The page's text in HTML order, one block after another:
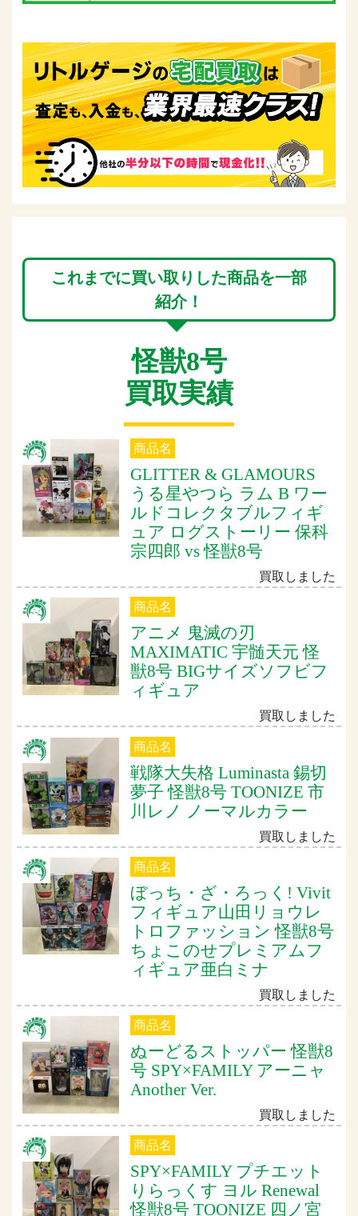
これまでに買い取りした商品を一部
紹介！
怪獣8号
買取実績
商品名
GLITTER & GLAMOURS
うる星やつら ラム B ワー
ルドコレクタブルフィギ
ュア ログストーリー 保科
宗四郎 vs 怪獣8号
買取しました
商品名
アニメ 鬼滅の刃
MAXIMATIC 宇髄天元 怪
獣8号 BIGサイズソフビフ
ィギュア
買取しました
商品名
戦隊大失格 Luminasta 錫切
夢子 怪獣8号 TOONIZE 市
川レノ ノーマルカラー
買取しました
商品名
ぼっち・ざ・ろっく! Vivit
フィギュア山田リョウレ
トロファッション 怪獣8号
ちょこのせプレミアムフ
ィギュア亜白ミナ
買取しました
商品名
ぬーどるストッパー 怪獣8
号 SPY×FAMILY アーニャ
Another Ver.
買取しました
商品名
SPY×FAMILY プチエット
りらっくす ヨル Renewal
怪獣8号 TOONIZE 四ノ宮